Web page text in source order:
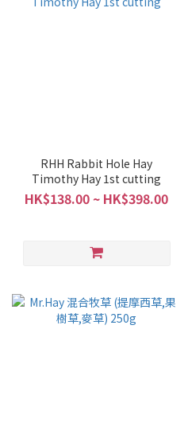
RHH Rabbit Hole Hay
Timothy Hay 1st cutting
HK$138.00 ~ HK$398.00